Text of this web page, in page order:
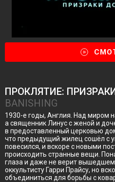
ПРОКЛЯТИЕ:
BANISHING
1930-е годы, Англия. Над миром
а священник Линус с женой и
в предоставленный церковью
что предыдущий жилец сошёл с
повесился, и вскоре с новыми
происходить странные вещи.
глаза и даже не верит
оккультисту Гарри Прайсу, но
объединиться для борьбы с